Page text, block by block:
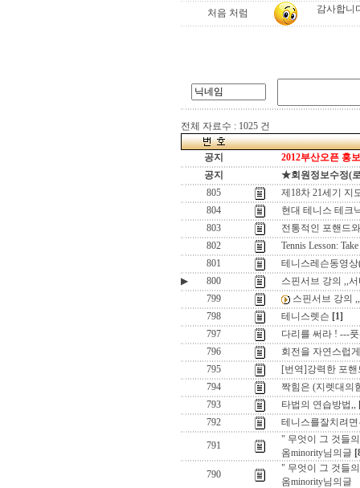
처음 처럼
감사합니
전체 자료수 : 1025 건
공지
2012부산오픈 홍
공지
★회원정보수정(
805
제18차 21세기 지
804
현대 테니스 테크
803
전통적인 포핸드
802
Tennis Lesson:
801
테니스레슨동영
▶
800
스핀서브 강의 ,,
799
스핀서브 강의
798
테니스렛슨 [1]
797
다리를 써라 ! ---
796
회전을 자연스럽
795
[번역]강력한 포핸
794
짝힘은 (지렛대의
793
타법의 연습방법,,
792
테니스를잘치려
791
" 무엇이 그 것들
옴minority님의글
790
" 무엇이 그 것들
옴minority님의글